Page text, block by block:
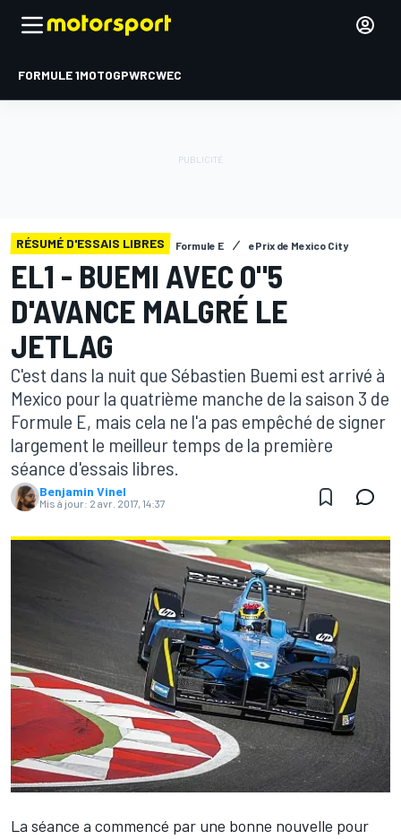
FORMULE 1MOTOGPWRCWEC
RÉSUMÉ D'ESSAIS LIBRES Formule E ePrix de Mexico City
EL1 - BUEMI AVEC 0"5
D'AVANCE MALGRÉ LE
JETLAG
C'est dans la nuit que Sébastien Buemi est arrivé à
Mexico pour la quatrième manche de la saison 3 de
Formule E, mais cela ne l'a pas empêché de signer
largement le meilleur temps de la première
séance d'essais libres.
Benjamin Vinel
Mis à jour: 2 avr. 2017, 14:37
La séance a commencé par une bonne nouvelle pour